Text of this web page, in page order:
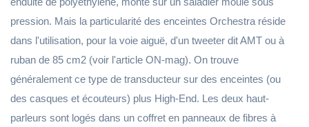
pression. Mais la particularité des enceintes Orchestra réside
dans l'utilisation, pour la voie aiguë, d'un tweeter dit AMT ou à
ruban de 85 cm2 (voir l'article ON-mag). On trouve
généralement ce type de transducteur sur des enceintes (ou
des casques et écouteurs) plus High-End. Les deux haut-
parleurs sont logés dans un coffret en panneaux de fibres à